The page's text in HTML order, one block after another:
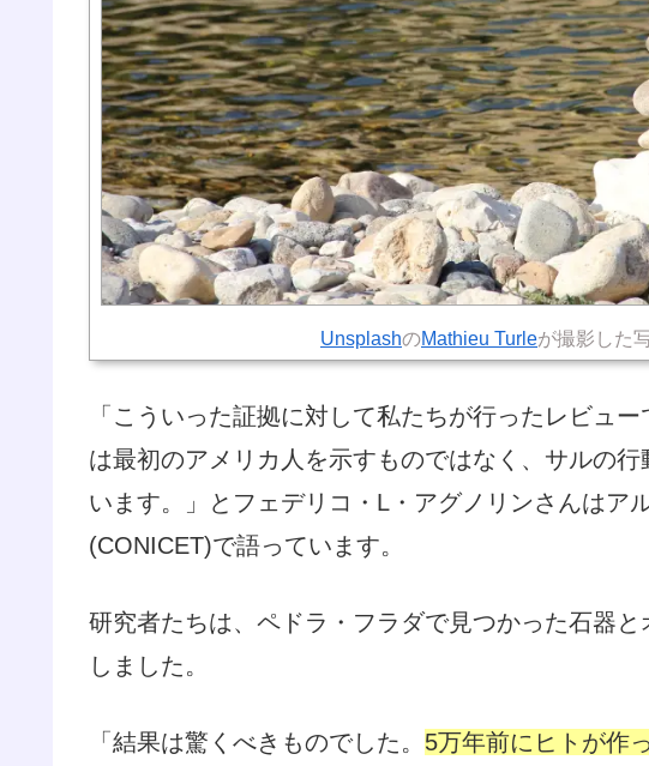
UnsplashのMathieu Turleが撮影した
「こういった証拠に対して私たちが行ったレビュ
は最初のアメリカ人を示すものではなく、サルの
います。」とフェデリコ・L・アグノリンさんはア
(CONICET)で語っています。
研究者たちは、ペドラ・フラダで見つかった石器
しました。
「結果は驚くべきものでした。 5万年前にヒトが作